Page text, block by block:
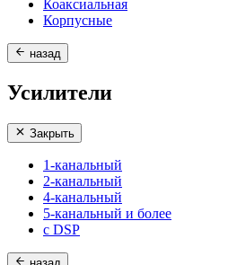
Коаксиальная
Корпусные
назад
Усилители
Закрыть
1-канальный
2-канальный
4-канальный
5-канальный и более
с DSP